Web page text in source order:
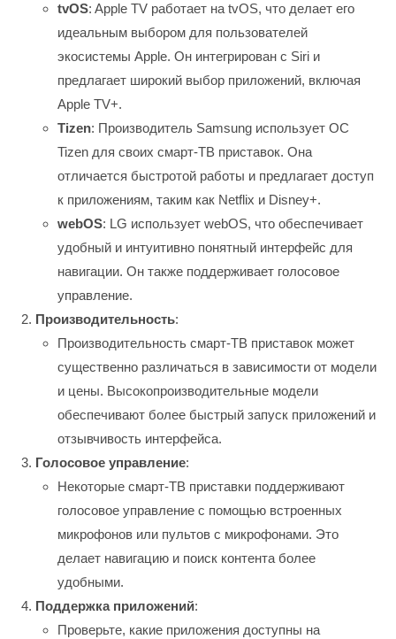
tvOS: Apple TV работает на tvOS, что делает его
идеальным выбором для пользователей
экосистемы Apple. Он интегрирован с Siri и
предлагает широкий выбор приложений, включая
Apple TV+.
Tizen: Производитель Samsung использует ОС
Tizen для своих смарт-ТВ приставок. Она
отличается быстротой работы и предлагает доступ
к приложениям, таким как Netflix и Disney+.
webOS: LG использует webOS, что обеспечивает
удобный и интуитивно понятный интерфейс для
навигации. Он также поддерживает голосовое
управление.
Производительность:
Производительность смарт-ТВ приставок может
существенно различаться в зависимости от модели
и цены. Высокопроизводительные модели
обеспечивают более быстрый запуск приложений и
отзывчивость интерфейса.
Голосовое управление:
Некоторые смарт-ТВ приставки поддерживают
голосовое управление с помощью встроенных
микрофонов или пультов с микрофонами. Это
делает навигацию и поиск контента более
удобными.
Поддержка приложений:
Проверьте, какие приложения доступны на